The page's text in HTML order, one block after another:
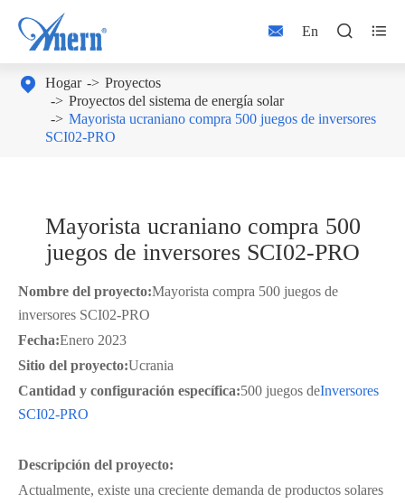
 En  
 Hogar
Proyectos
Proyectos del sistema de energía solar
Mayorista ucraniano compra 500 juegos de inversores
SCI02-PRO
Mayorista ucraniano compra 500
juegos de inversores SCI02-PRO
Nombre del proyecto:Mayorista compra 500 juegos de
inversores SCI02-PRO
Fecha:Enero 2023
Sitio del proyecto:Ucrania
Cantidad y configuración específica:500 juegos deInversores
SCI02-PRO
Descripción del proyecto:
Actualmente, existe una creciente demanda de productos solares